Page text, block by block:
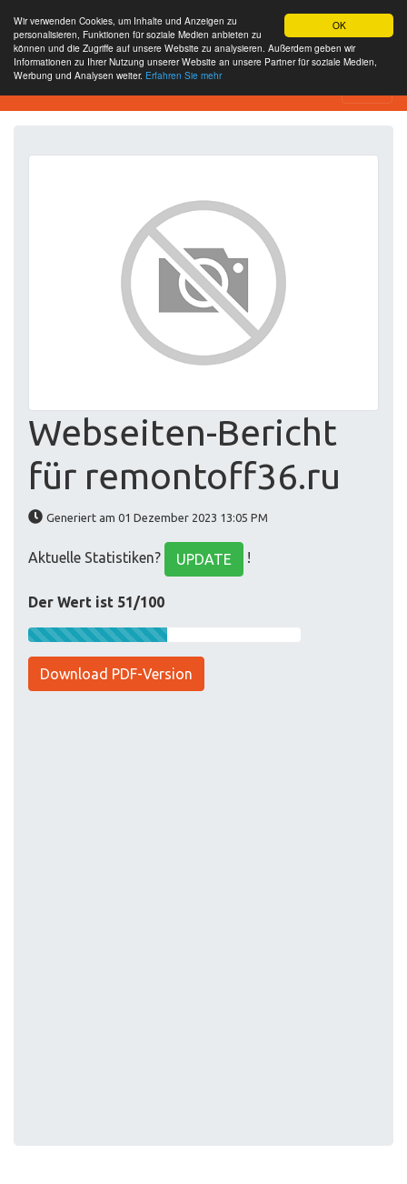
OK
Wir verwenden Cookies, um Inhalte und Anzeigen zu
personalisieren, Funktionen für soziale Medien anbieten zu
können und die Zugriffe auf unsere Website zu analysieren. Außerdem geben wir
Informationen zu Ihrer Nutzung unserer Website an unsere Partner für soziale Medien,
Werbung und Analysen weiter. Erfahren Sie mehr
SEO Analytics
Webseiten-Bericht
für remontoff36.ru
Generiert am 01 Dezember 2023 13:05 PM
Aktuelle Statistiken? UPDATE !
Der Wert ist 51/100
Download PDF-Version